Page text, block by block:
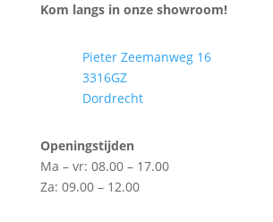
Kom langs in onze showroom!
Pieter Zeemanweg 16
3316GZ
Dordrecht
Openingstijden
Ma – vr: 08.00 – 17.00
Za: 09.00 – 12.00